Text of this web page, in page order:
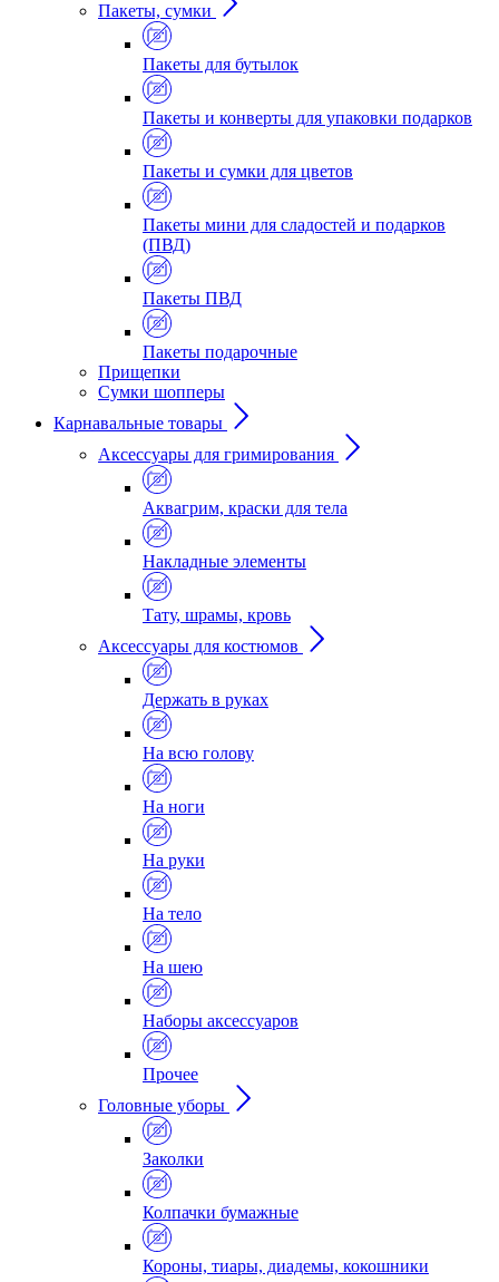
Пакеты, сумки
Пакеты для бутылок
Пакеты и конверты для упаковки подарков
Пакеты и сумки для цветов
Пакеты мини для сладостей и подарков
(ПВД)
Пакеты ПВД
Пакеты подарочные
Прищепки
Сумки шопперы
Карнавальные товары
Аксессуары для гримирования
Аквагрим, краски для тела
Накладные элементы
Тату, шрамы, кровь
Аксессуары для костюмов
Держать в руках
На всю голову
На ноги
На руки
На тело
На шею
Наборы аксессуаров
Прочее
Головные уборы
Заколки
Колпачки бумажные
Короны, тиары, диадемы, кокошники